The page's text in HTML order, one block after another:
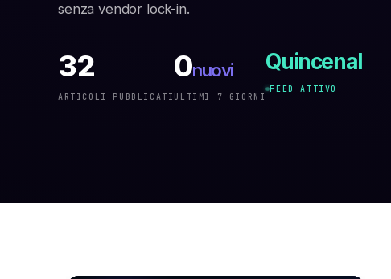
senza vendor lock-in.
32
ARTICOLI PUBBLICATI
0nuovi
ULTIMI 7 GIORNI
Quincenal
FEED ATTIVO